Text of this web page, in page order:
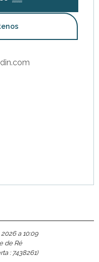
a 10:09
de Ré
: 7438261)